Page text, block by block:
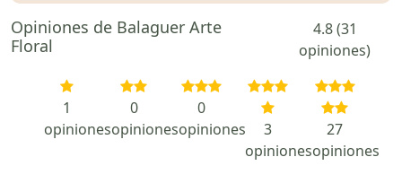
Opiniones de Balaguer Arte
Floral
4.8 (31
opiniones)
1
opiniones
0
opiniones
0
opiniones
3
opiniones
27
opiniones